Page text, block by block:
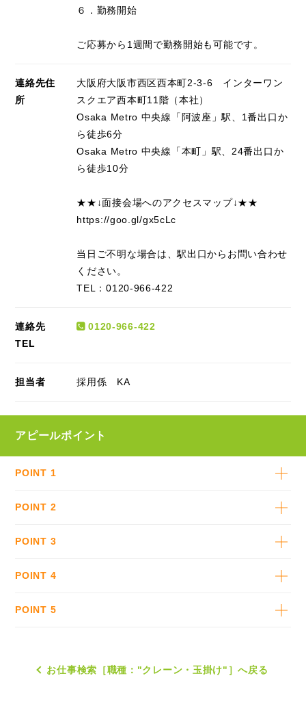
６．勤務開始
ご応募から1週間で勤務開始も可能です。
連絡先住
所
大阪府大阪市西区西本町2-3-6 インターワン
スクエア西本町11階（本社）
Osaka Metro 中央線「阿波座」駅、1番出口か
ら徒歩6分
Osaka Metro 中央線「本町」駅、24番出口か
ら徒歩10分
★★↓面接会場へのアクセスマップ↓★★
https://goo.gl/gx5cLc
当日ご不明な場合は、駅出口からお問い合わせ
ください。
TEL：0120-966-422
連絡先
TEL
0120-966-422
担当者 採用係 KA
アピールポイント
POINT 1
POINT 2
POINT 3
POINT 4
POINT 5
お仕事検索［職種："クレーン・玉掛け"］へ戻る